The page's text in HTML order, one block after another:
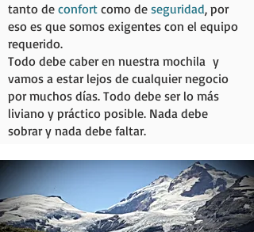
tanto de confort como de seguridad, por
eso es que somos exigentes con el equipo
requerido.
Todo debe caber en nuestra mochila y
vamos a estar lejos de cualquier negocio
por muchos días. Todo debe ser lo más
liviano y práctico posible. Nada debe
sobrar y nada debe faltar.